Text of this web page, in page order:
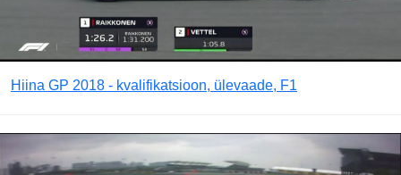
Hiina GP 2018 - kvalifikatsioon, ülevaade, F1